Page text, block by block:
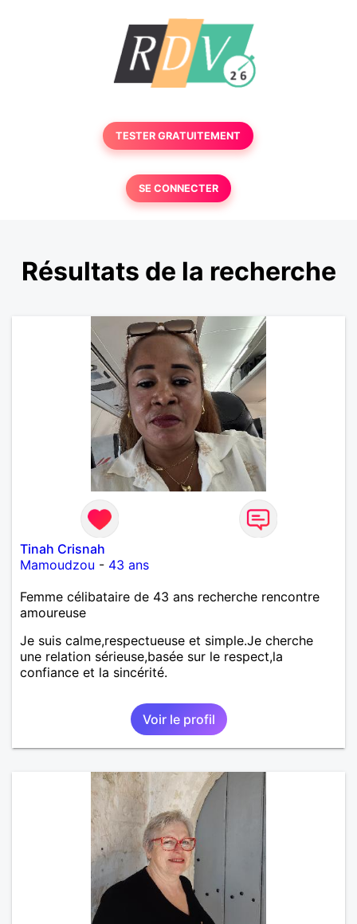
TESTER GRATUITEMENT
SE CONNECTER
Résultats de la recherche
Tinah Crisnah
Mamoudzou - 43 ans
Femme célibataire de 43 ans recherche rencontre
amoureuse
Je suis calme,respectueuse et simple.Je cherche
une relation sérieuse,basée sur le respect,la
confiance et la sincérité.
Voir le profil